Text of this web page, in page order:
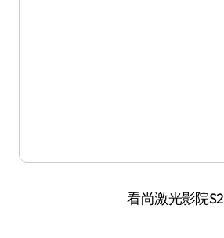
看尚激光影院S2